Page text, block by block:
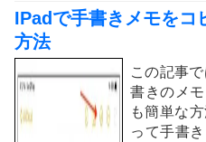
IPadで手書きメモをコ
方法
この記事
書きのメ
も簡単な
って手書